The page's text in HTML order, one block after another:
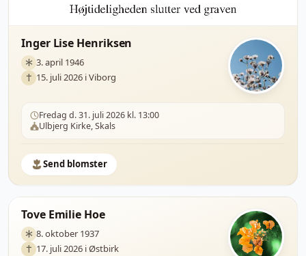
Inger Lise Henriksen
3. april 1946
15. juli 2026 i Viborg
Fredag d. 31. juli 2026 kl. 13:00
Ulbjerg Kirke, Skals
Send blomster
Tove Emilie Hoe
8. oktober 1937
17. juli 2026 i Østbirk